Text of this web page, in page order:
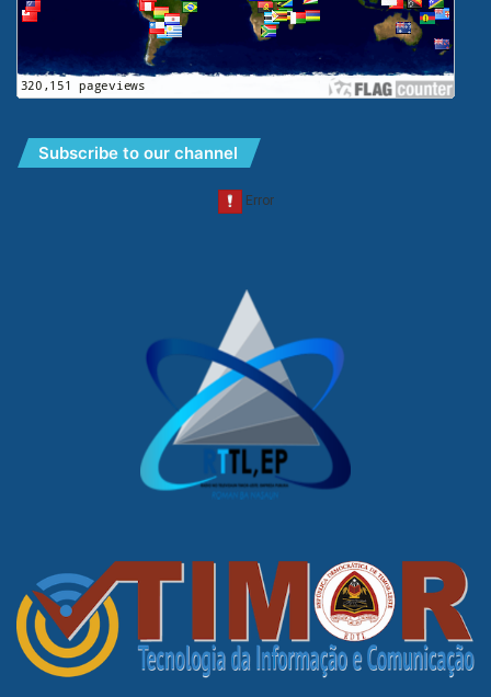
Subscribe to our channel